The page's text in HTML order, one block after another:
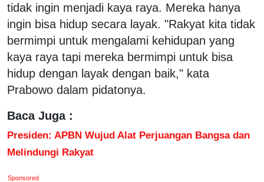
tidak ingin menjadi kaya raya. Mereka hanya
ingin bisa hidup secara layak. "Rakyat kita tidak
bermimpi untuk mengalami kehidupan yang
kaya raya tapi mereka bermimpi untuk bisa
hidup dengan layak dengan baik," kata
Prabowo dalam pidatonya.
Baca Juga :
Presiden: APBN Wujud Alat Perjuangan Bangsa dan
Melindungi Rakyat
Sponsored